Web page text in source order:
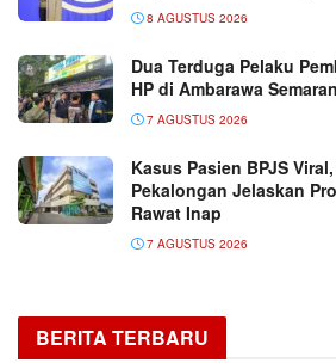
8 AGUSTUS 2026
Dua Terduga Pelaku
HP di Ambarawa
7 AGUSTUS 2026
Kasus Pasien BPJS
Pekalongan Jelaskan
Rawat Inap
7 AGUSTUS 2026
BERITA TERBARU